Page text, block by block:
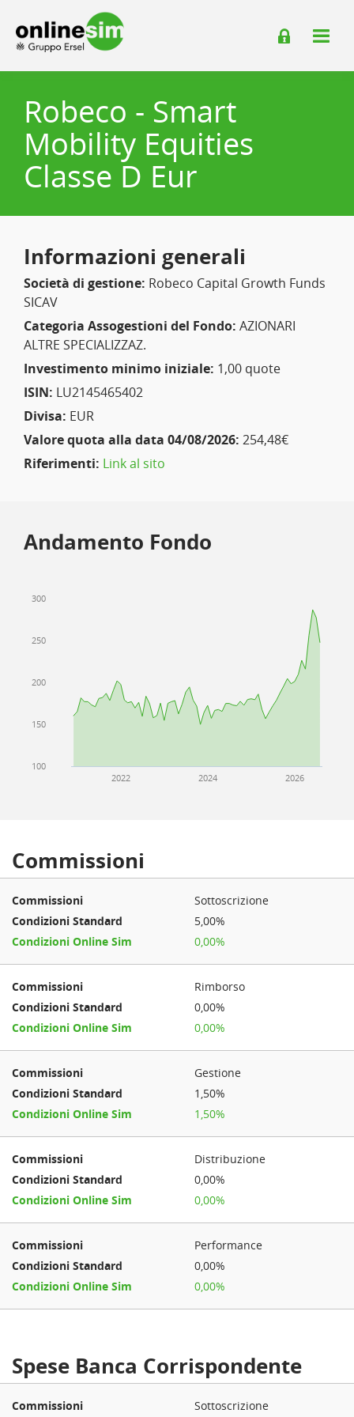
Robeco - Smart
Mobility Equities
Classe D Eur
Informazioni generali
Società di gestione: Robeco Capital Growth Funds
SICAV
Categoria Assogestioni del Fondo: AZIONARI
ALTRE SPECIALIZZAZ.
Investimento minimo iniziale: 1,00 quote
ISIN: LU2145465402
Divisa: EUR
Valore quota alla data 04/08/2026: 254,48€
Riferimenti: Link al sito
Andamento Fondo
2022 2024 2026
100
150
200
250
300
Commissioni
Sottoscrizione
5,00%
0,00%
Rimborso
0,00%
0,00%
Gestione
1,50%
1,50%
Distribuzione
0,00%
0,00%
Performance
0,00%
0,00%
Spese Banca Corrispondente
Sottoscrizione